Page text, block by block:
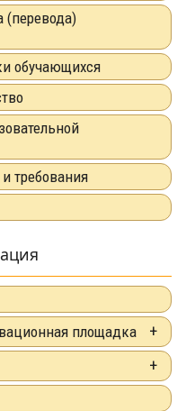
(перевода)
обучающихся
требования
площадка